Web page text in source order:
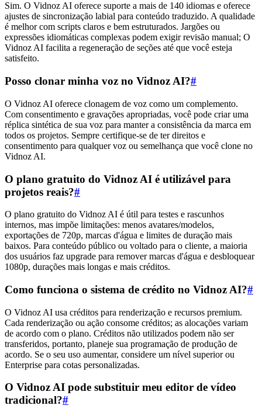
Sim. O Vidnoz AI oferece suporte a mais de 140 idiomas e oferece
ajustes de sincronização labial para conteúdo traduzido. A qualidade
é melhor com scripts claros e bem estruturados. Jargões ou
expressões idiomáticas complexas podem exigir revisão manual; O
Vidnoz AI facilita a regeneração de seções até que você esteja
satisfeito.
Posso clonar minha voz no Vidnoz AI?#
O Vidnoz AI oferece clonagem de voz como um complemento.
Com consentimento e gravações apropriadas, você pode criar uma
réplica sintética de sua voz para manter a consistência da marca em
todos os projetos. Sempre certifique-se de ter direitos e
consentimento para qualquer voz ou semelhança que você clone no
Vidnoz AI.
O plano gratuito do Vidnoz AI é utilizável para
projetos reais?#
O plano gratuito do Vidnoz AI é útil para testes e rascunhos
internos, mas impõe limitações: menos avatares/modelos,
exportações de 720p, marcas d'água e limites de duração mais
baixos. Para conteúdo público ou voltado para o cliente, a maioria
dos usuários faz upgrade para remover marcas d'água e desbloquear
1080p, durações mais longas e mais créditos.
Como funciona o sistema de crédito no Vidnoz AI?#
O Vidnoz AI usa créditos para renderização e recursos premium.
Cada renderização ou ação consome créditos; as alocações variam
de acordo com o plano. Créditos não utilizados podem não ser
transferidos, portanto, planeje sua programação de produção de
acordo. Se o seu uso aumentar, considere um nível superior ou
Enterprise para cotas personalizadas.
O Vidnoz AI pode substituir meu editor de vídeo
tradicional?#